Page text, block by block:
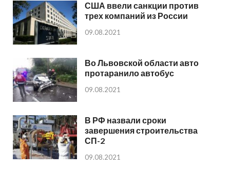
США ввели санкции против
трех компаний из России
09.08.2021
Во Львовской области авто
протаранило автобус
09.08.2021
В РФ назвали сроки
завершения строительства
СП-2
09.08.2021